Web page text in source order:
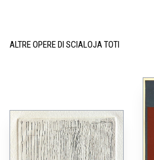
ALTRE OPERE DI SCIALOJA TOTI